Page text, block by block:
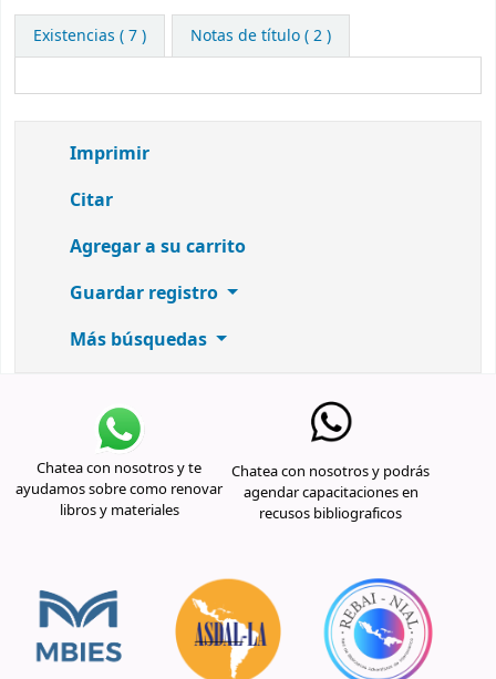
Existencias ( 7 ) Notas de título ( 2 )
Imprimir
Citar
Agregar a su carrito
Guardar registro
Más búsquedas
Chatea con nosotros y te
ayudamos sobre como renovar
libros y materiales
Chatea con nosotros y podrás
agendar capacitaciones en
recusos bibliograficos